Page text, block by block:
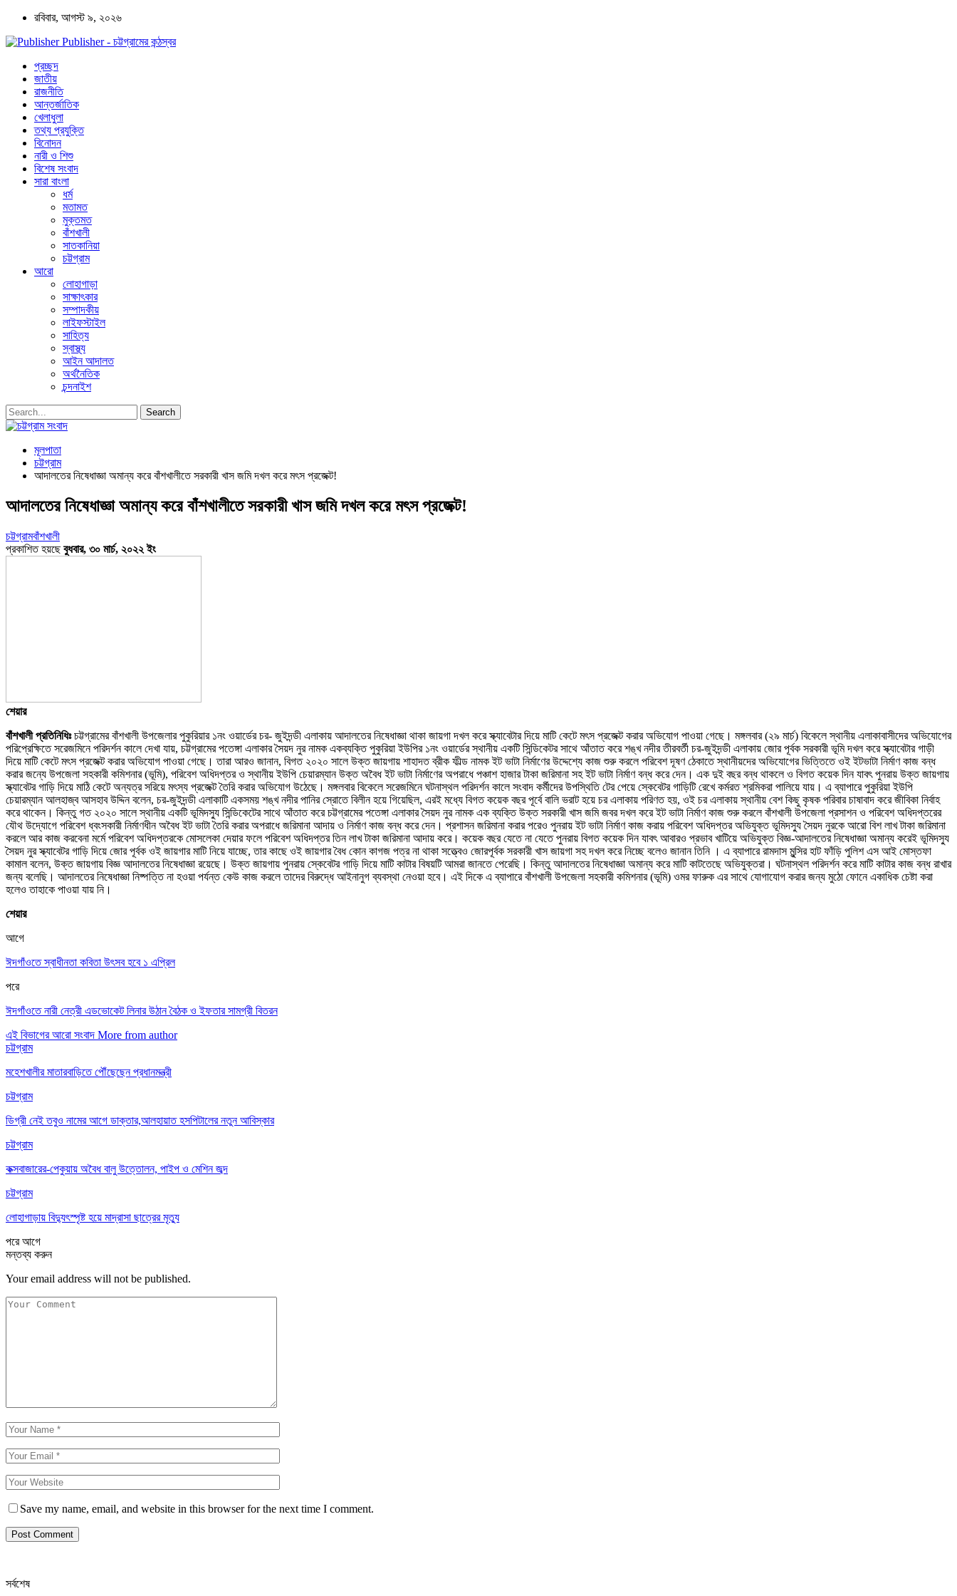
রবিবার, আগস্ট ৯, ২০২৬
Publisher - চট্টগ্রামের কন্ঠস্বর
প্রচ্ছদ
জাতীয়
রাজনীতি
আন্তর্জাতিক
খেলাধুলা
তথ্য প্রযুক্তি
বিনোদন
নারী ও শিশু
বিশেষ সংবাদ
সারা বাংলা
ধর্ম
মতামত
মুক্তমত
বাঁশখালী
সাতকানিয়া
চট্টগ্রাম
আরো
লোহাগাড়া
সাক্ষাৎকার
সম্পাদকীয়
লাইফস্টাইল
সাহিত্য
স্বাস্থ্য
আইন আদালত
অর্থনৈতিক
চন্দনাইশ
মূলপাতা
চট্টগ্রাম
আদালতের নিষেধাজ্ঞা অমান্য করে বাঁশখালীতে সরকারী খাস জমি দখল করে মৎস প্রজেক্ট!
আদালতের নিষেধাজ্ঞা অমান্য করে বাঁশখালীতে সরকারী খাস জমি দখল করে মৎস প্রজেক্ট!
চট্টগ্রামবাঁশখালী
প্রকাশিত হয়ছেবুধবার, ৩০ মার্চ, ২০২২ ইং
শেয়ার
বাঁশখালী প্রতিনিধিঃচট্টগ্রামের বাঁশখালী উপজেলার পুকুরিয়ার ১নং ওয়ার্ডের চর- জুইদন্ডী এলাকায় আদালতের নিষেধাজ্ঞা থাকা জায়গা দখল করে স্ক্যাবেটার দিয়ে মাটি কেটে মৎস প্রজেক্ট করার অভিযোগ পাওয়া গেছে। মঙ্গলবার (২৯ মার্চ) বিকেলে স্থানীয় এলাকাবাসীদের অভিযোগের
পরিপ্রেক্ষিতে সরেজমিনে পরিদর্শন কালে দেখা যায়, চট্টগ্রামের পতেঙ্গা এলাকার সৈয়দ নুর নামক একব্যক্তি পুকুরিয়া ইউপির ১নং ওয়ার্ডের স্থানীয় একটি সিন্ডিকেটর সাথে আঁতাত করে শঙ্খ নদীর তীরবর্তী চর-জুইদন্ডী এলাকায় জোর পূর্বক সরকারী ভূমি দখল করে স্ক্যাবেটার গাড়ী
দিয়ে মাটি কেটে মৎস প্রজেক্ট করার অভিযোগ পাওয়া গেছে। তারা আরও জানান, বিগত ২০২০ সালে উক্ত জায়গায় শাহাদত ব্রীক ফীল্ড নামক ইট ভাটা নির্মাণের উদ্দেশ্যে কাজ শুরু করলে পরিবেশ দূষণ ঠেকাতে স্থানীয়দের অভিযোগের ভিত্তিতে ওই ইটভাটা নির্মাণ কাজ বন্ধ
করার জন্যে উপজেলা সহকারী কমিশনার (ভূমি), পরিবেশ অধিদপ্তর ও স্থানীয় ইউপি চেয়ারম্যান উক্ত অবৈধ ইট ভাটা নির্মাণের অপরাধে পঞ্চাশ হাজার টাকা জরিমানা সহ ইট ভাটা নির্মাণ বন্ধ করে দেন। এক দুই বছর বন্ধ থাকলে ও বিগত কয়েক দিন যাবৎ পুনরায় উক্ত জায়গায়
স্ক্যাবেটর গাড়ি দিয়ে মাঠি কেটে অন্যত্র সরিয়ে মৎস্য প্রজেক্ট তৈরি করার অভিযোগ উঠেছে। মঙ্গলবার বিকেলে সরেজমিনে ঘটনাস্থল পরিদর্শন কালে সংবাদ কর্মীদের উপস্থিতি টের পেয়ে স্কেবেটর গাড়িটি রেখে কর্মরত শ্রমিকরা পালিয়ে যায়। এ ব্যাপারে পুকুরিয়া ইউপি
চেয়ারম্যান আলহাজ্ব আসহাব উদ্দিন বলেন, চর-জুইদন্ডী এলাকাটি একসময় শঙ্খ নদীর পানির স্রোতে বিলীন হয়ে গিয়েছিল, এরই মধ্যে বিগত কয়েক বছর পূর্বে বালি ভরাট হয়ে চর এলাকায় পরিণত হয়, ওই চর এলাকায় স্থানীয় বেশ কিছু কৃষক পরিবার চাষাবাদ করে জীবিকা নির্বাহ
করে থাকেন। কিন্তু গত ২০২০ সালে স্থানীয় একটি ভূমিদস্যু সিন্ডিকেটের সাথে আঁতাত করে চট্টগ্রামের পতেঙ্গা এলাকার সৈয়দ নুর নামক এক ব্যক্তি উক্ত সরকারী খাস জমি জবর দখল করে ইট ভাটা নির্মাণ কাজ শুরু করলে বাঁশখালী উপজেলা প্রসাশন ও পরিবেশ অধিদপ্তরের
যৌথ উদ্যােগে পরিবেশ ধ্বংসকারী নির্মাণধীন অবৈধ ইট ভাটা তৈরি করার অপরাধে জরিমানা আদায় ও নির্মাণ কাজ বন্ধ করে দেন। প্রশাসন জরিমানা করার পরেও পুনরায় ইট ভাটা নির্মাণ কাজ করায় পরিবেশ অধিদপ্তর অভিযুক্ত ভূমিদস্যু সৈয়দ নুরকে আরো বিশ লাখ টাকা জরিমানা
করলে আর কাজ করবেনা মর্মে পরিবেশ অধিদপ্তরকে মোসলেকা দেয়ার ফলে পরিবেশ অধিদপ্তর তিন লাখ টাকা জরিমানা আদায় করে। কয়েক বছর যেতে না যেতে পুনরায় বিগত কয়েক দিন যাবৎ আবারও প্রভাব খাটিয়ে অভিযুক্ত বিজ্ঞ-আদালতের নিষেধাজ্ঞা অমান্য করেই ভূমিদস্যু
সৈয়দ নুর স্ক্যাবেটর গাড়ি দিয়ে জোর পূর্বক ওই জায়গার মাটি নিয়ে যাচ্ছে, তার কাছে ওই জায়গার বৈধ কোন কাগজ পত্র না থাকা সত্ত্বেও জোরপূর্বক সরকারী খাস জায়গা সহ দখল করে নিচ্ছে বলেও জানান তিনি । এ ব্যাপারে রামদাস মুন্সির হাট ফাঁড়ি পুলিশ এস আই মোস্তফা
কামাল বলেন, উক্ত জায়গায় বিজ্ঞ আদালতের নিষেধাজ্ঞা রয়েছে। উক্ত জায়গায় পুনরায় স্কেবেটর গাড়ি দিয়ে মাটি কাটার বিষয়টি আমরা জানতে পেরেছি। কিন্তু আদালতের নিষেধাজ্ঞা অমান্য করে মাটি কাটতেছে অভিযুক্তরা। ঘটনাস্থল পরিদর্শন করে মাটি কাটার কাজ বন্ধ রাখার
জন্য বলেছি। আদালতের নিষেধাজ্ঞা নিষ্পত্তি না হওয়া পর্যন্ত কেউ কাজ করলে তাদের বিরুদ্ধে আইনানুগ ব্যবস্থা নেওয়া হবে। এই দিকে এ ব্যাপারে বাঁশখালী উপজেলা সহকারী কমিশনার (ভূমি) ওমর ফারুক এর সাথে যোগাযোগ করার জন্য মুঠো ফোনে একাধিক চেষ্টা করা
হলেও তাহাকে পাওয়া যায় নি।
শেয়ার
আগে
ঈদগাঁওতে স্বাধীনতা কবিতা উৎসব হবে ১ এপ্রিল
পরে
ঈদগাঁওতে নারী নেত্রী এডভোকেট লিনার উঠান বৈঠক ও ইফতার সামগ্রী বিতরন
এই বিভাগের আরো সংবাদ More from author
চট্টগ্রাম
মহেশখালীর মাতারবাড়িতে পৌঁছেছেন প্রধানমন্ত্রী
চট্টগ্রাম
ডিগ্রী নেই তবুও নামের আগে ডাক্তার,আলহায়াত হসপিটালের নতুন আবিস্কার
চট্টগ্রাম
কক্সবাজারের-পেকুয়ায় অবৈধ বালু উত্তোলন, পাইপ ও মেশিন জব্দ
চট্টগ্রাম
লোহাগাড়ায় বিদ্যুৎস্পৃষ্ট হয়ে মাদ্রাসা ছাত্রের মৃত্যু
পরেআগে
মন্তব্য করুন
Your email address will not be published.
Save my name, email, and website in this browser for the next time I comment.
সর্বশেষ